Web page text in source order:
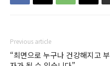
Previous article
“최면으로 누구나 건강해지고 부